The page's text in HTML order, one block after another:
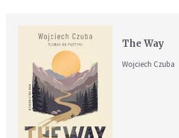
The Way
Wojciech Czuba